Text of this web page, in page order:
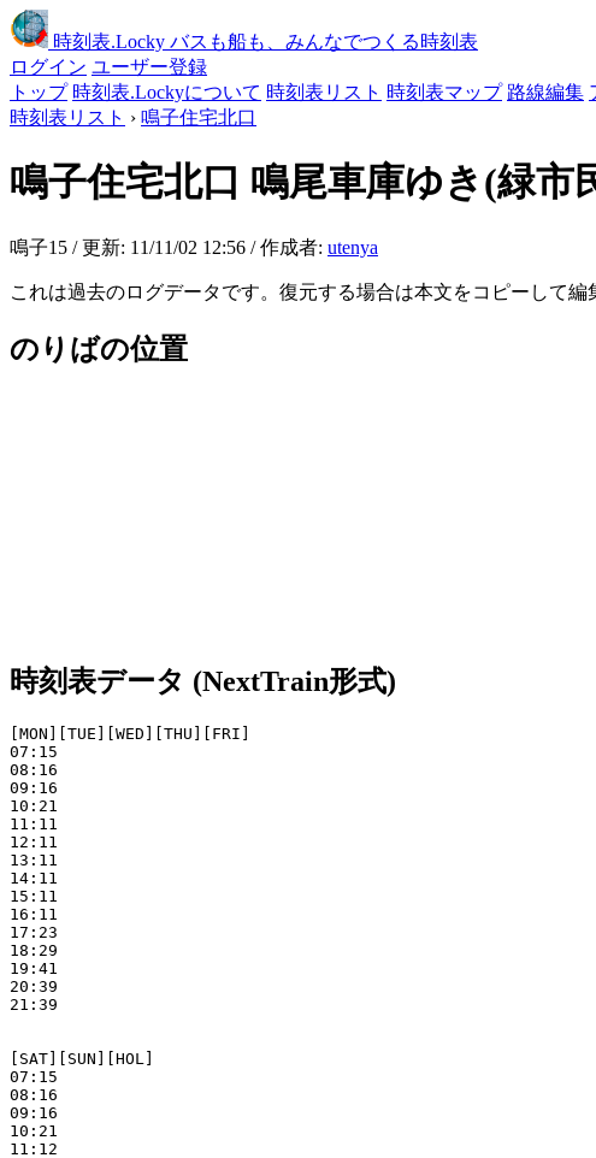
時刻表.Locky バスも船も、みんなでつくる時刻表
ログイン ユーザー登録
トップ 時刻表.Lockyについて 時刻表リスト 時刻表マップ 路線編集
時刻表リスト › 鳴子住宅北口
鳴子住宅北口 鳴尾車庫ゆき(緑市
鳴子15 / 更新: 11/11/02 12:56 / 作成者: utenya
これは過去のログデータです。復元する場合は本文をコピーして編
のりばの位置
時刻表データ (NextTrain形式)
[MON][TUE][WED][THU][FRI]
07:15
08:16
09:16
10:21
11:11
12:11
13:11
14:11
15:11
16:11
17:23
18:29
19:41
20:39
21:39
[SAT][SUN][HOL]
07:15
08:16
09:16
10:21
11:12